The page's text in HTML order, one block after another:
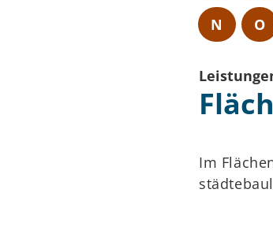
N O
Im